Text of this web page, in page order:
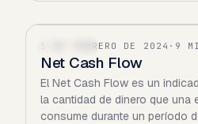
1 DE FEBRERO DE 2024 · 9
Net Cash Flow
El Net Cash Flow es un
la cantidad de dinero que una
consume durante un período